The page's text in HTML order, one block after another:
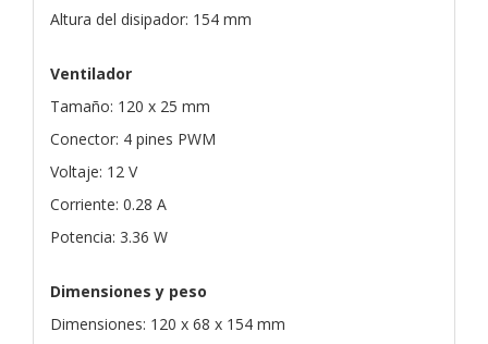
Altura del disipador: 154 mm
Ventilador
Tamaño: 120 x 25 mm
Conector: 4 pines PWM
Voltaje: 12 V
Corriente: 0.28 A
Potencia: 3.36 W
Dimensiones y peso
Dimensiones: 120 x 68 x 154 mm